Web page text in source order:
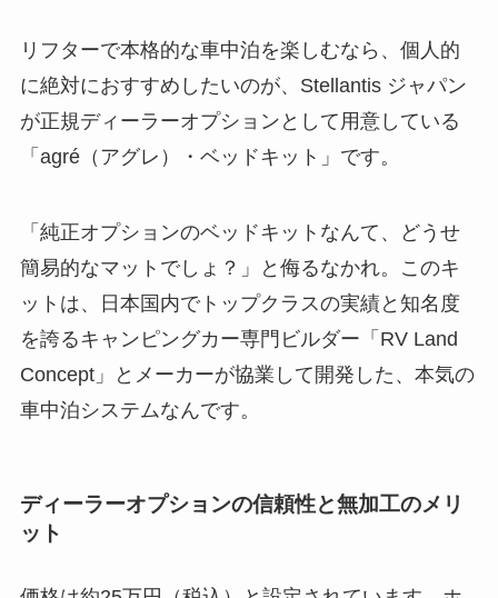
リフターで本格的な車中泊を楽しむなら、個人的
に絶対におすすめしたいのが、Stellantis ジャパン
が正規ディーラーオプションとして用意している
「agré（アグレ）・ベッドキット」です。
「純正オプションのベッドキットなんて、どうせ
簡易的なマットでしょ？」と侮るなかれ。このキ
ットは、日本国内でトップクラスの実績と知名度
を誇るキャンピングカー専門ビルダー「RV Land
Concept」とメーカーが協業して開発した、本気の
車中泊システムなんです。
ディーラーオプションの信頼性と無加工のメリ
ット